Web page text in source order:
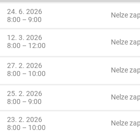
24. 6. 2026
8:00 – 9:00
Nelze
12. 3. 2026
8:00 – 12:00
Nelze
27. 2. 2026
8:00 – 10:00
Nelze
25. 2. 2026
8:00 – 9:00
Nelze
23. 2. 2026
8:00 – 10:00
Nelze